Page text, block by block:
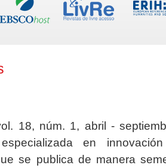
18, núm. 1, abril -
en
se publica de manera